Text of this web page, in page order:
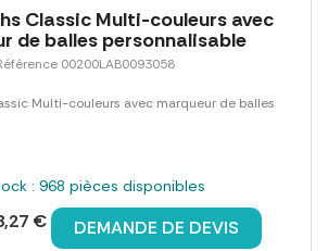
Classic Multi-couleurs avec
de balles personnalisable
00200LAB0093058
Multi-couleurs avec marqueur de balles
: 968 pièces disponibles
€ DEMANDE DE DEVIS